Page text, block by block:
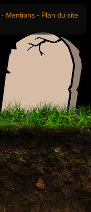
- Mentions - Plan du site